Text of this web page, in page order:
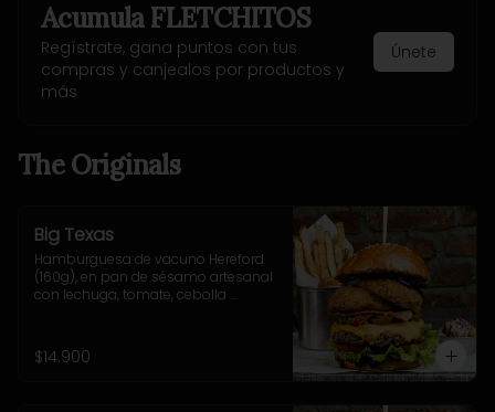
AcumulaFLETCHITOS
Regístrate, gana puntos con tus
compras y canjealos por productos y
más
Únete
The Originals
Big Texas
Hamburguesa de vacuno Hereford
(160g), en pan de sésamo artesanal
con lechuga, tomate, cebolla
elección.
$14.900